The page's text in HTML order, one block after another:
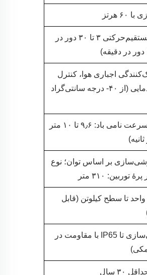
۳ تا ۱۵۰۰ دور در دقیقه (rpm) (قابل انطباق با مدل‌ها: نوع مستقیم‌حرکتی ۳ تا ۳۰ دور در
اجباری هوا، کنترل
دقیق دما، قابلیت سازگاری با محیط‌های دارای تفاوت شدید دمایی (از ۴۰- درجه سانتی‌گراد
انرژی بادی تجدیدپذیر (سرعت ورود باد: ۲٫۵ تا ۴ متر بر ثانیه، سرعت نامی باد: ۹٫۶ تا ۱۰ متر
بر اساس توان؛ نوع
وزن تک واحد تا سطح کیلوتن (قابل
درجه حفاظت IP54 و بالاتر (برای نوع دریایی قابل سفارشی‌سازی تا IP65 با مقاومت در